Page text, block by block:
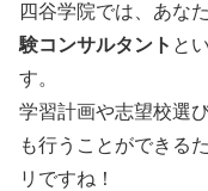
四谷学院では、あな
験コンサルタント と
す。
学習計画や志望校選
も行うことができる
リですね！